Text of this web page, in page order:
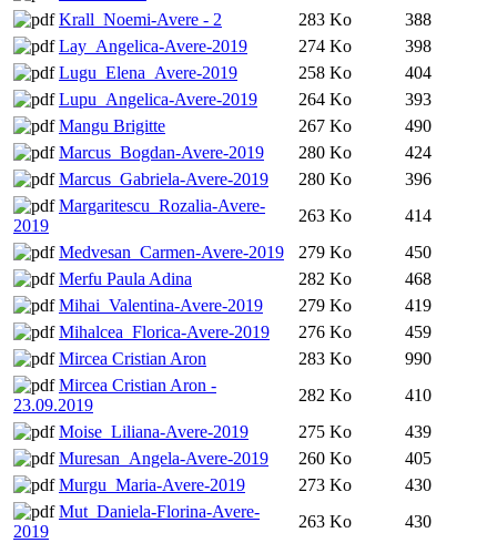
Krall_Noemi-Avere - 2
283 Ko
388
Lay_Angelica-Avere-2019
274 Ko
398
Lugu_Elena_Avere-2019
258 Ko
404
Lupu_Angelica-Avere-2019
264 Ko
393
Mangu Brigitte
267 Ko
490
Marcus_Bogdan-Avere-2019
280 Ko
424
Marcus_Gabriela-Avere-2019
280 Ko
396
Margaritescu_Rozalia-Avere-
2019
263 Ko
414
Medvesan_Carmen-Avere-2019
279 Ko
450
Merfu Paula Adina
282 Ko
468
Mihai_Valentina-Avere-2019
279 Ko
419
Mihalcea_Florica-Avere-2019
276 Ko
459
Mircea Cristian Aron
283 Ko
990
Mircea Cristian Aron -
23.09.2019
282 Ko
410
Moise_Liliana-Avere-2019
275 Ko
439
Muresan_Angela-Avere-2019
260 Ko
405
Murgu_Maria-Avere-2019
273 Ko
430
Mut_Daniela-Florina-Avere-
2019
263 Ko
430